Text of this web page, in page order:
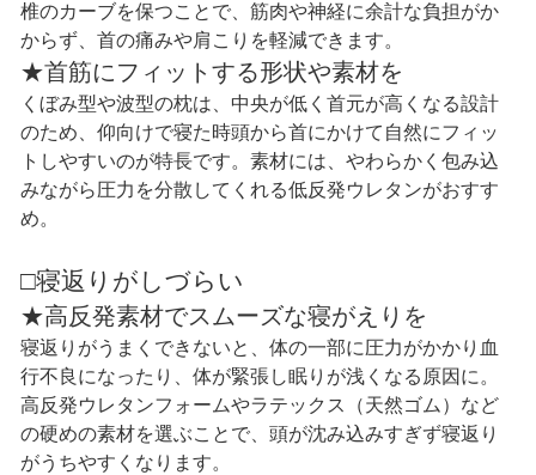
椎のカーブを保つことで、筋肉や神経に余計な負担がか
からず、首の痛みや肩こりを軽減できます。
★首筋にフィットする形状や素材を
くぼみ型や波型の枕は、中央が低く首元が高くなる設計
のため、仰向けで寝た時頭から首にかけて自然にフィッ
トしやすいのが特長です。素材には、やわらかく包み込
みながら圧力を分散してくれる低反発ウレタンがおすす
め。
□寝返りがしづらい
★高反発素材でスムーズな寝がえりを
寝返りがうまくできないと、体の一部に圧力がかかり血
行不良になったり、体が緊張し眠りが浅くなる原因に。
高反発ウレタンフォームやラテックス（天然ゴム）など
の硬めの素材を選ぶことで、頭が沈み込みすぎず寝返り
がうちやすくなります。